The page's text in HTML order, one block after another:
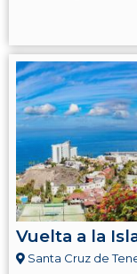
Vuelta a la
Santa Cruz de